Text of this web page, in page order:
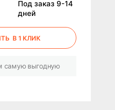
Под заказ 9-14
дней
В 1 КЛИК
самую выгодную